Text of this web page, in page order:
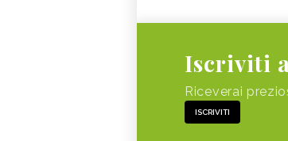
Iscriviti
Riceverai
ISCRIVITI